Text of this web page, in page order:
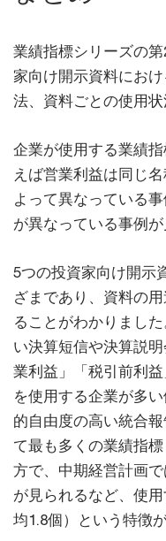
業績指標シリーズの
家向け開示資料にお
法、資料ごとの使用状
企業が使用する業績
えば営業利益は同じ
よって異なっている
が異なっている事例が
5つの投資家向け開示
ざまであり、資料の
ることがわかりまし
い決算短信や決算説
業利益」「税引前利
を使用する企業が多
的自由度の高い統合
て最も多くの業績指
方で、中期経営計画
が見られるなど、使
均1.8個）という特徴